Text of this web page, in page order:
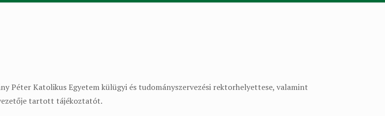
Péter Katolikus Egyetem külügyi és tudományszervezési rektorhelyettese, valamint
tartott tájékoztatót.